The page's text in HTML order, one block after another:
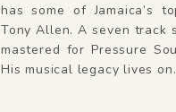
has some of Jamaica’s
Tony Allen. A seven track
mastered for Pressure
His musical legacy lives on.